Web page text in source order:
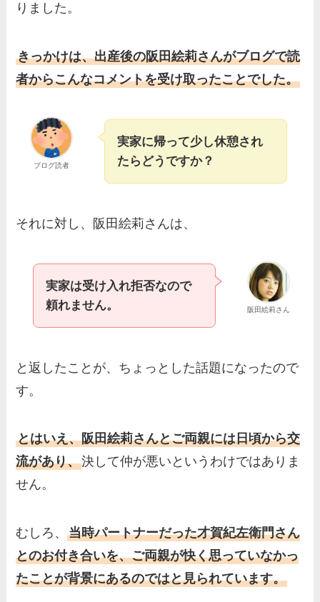
りました。
きっかけは、出産後の阪田絵莉さんがブログで読
者からこんなコメントを受け取ったことでした。
ブログ読者
実家に帰って少し休憩され
たらどうですか？
それに対し、阪田絵莉さんは、
阪田絵莉さん
実家は受け入れ拒否なので
頼れません。
と返したことが、ちょっとした話題になったので
す。
とはいえ、阪田絵莉さんとご両親には日頃から交
流があり、決して仲が悪いというわけではありま
せん。
むしろ、当時パートナーだった才賀紀左衛門さん
とのお付き合いを、ご両親が快く思っていなかっ
たことが背景にあるのではと見られています。